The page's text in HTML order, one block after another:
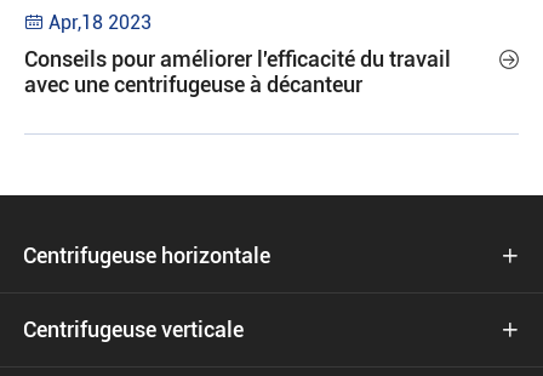
 Apr,18 2023
Conseils pour améliorer l'efficacité du travail
avec une centrifugeuse à décanteur

Centrifugeuse horizontale 
Centrifugeuse verticale 